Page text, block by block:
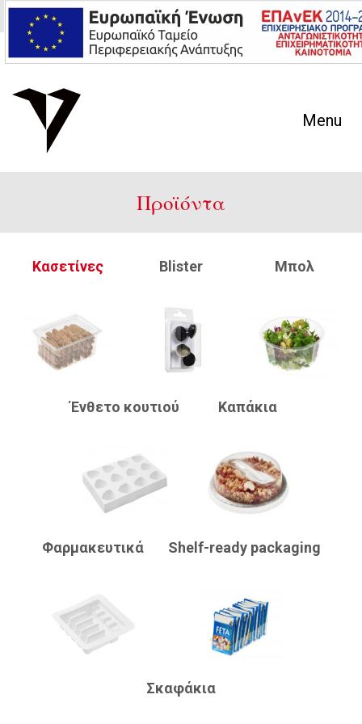
En Gr
Menu
Προϊόντα
Κασετίνες Blister Mπολ
Ένθετο κουτιού Καπάκια
Φαρμακευτικά Shelf-ready packaging
Σκαφάκια